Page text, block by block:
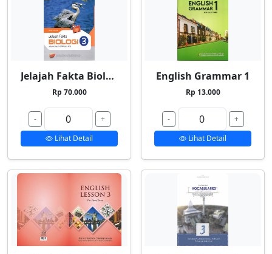
Jelajah Fakta Biologi 3
Rp 70.000
-
+
Lihat Detail
English Grammar 1
Rp 13.000
-
+
Lihat Detail